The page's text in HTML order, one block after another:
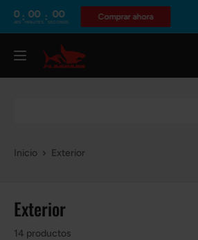
contenido
00
MINUTES: 00
SECONDS
Comprar ahora
Flashark
Inicio Exterior
Exterior
14 productos